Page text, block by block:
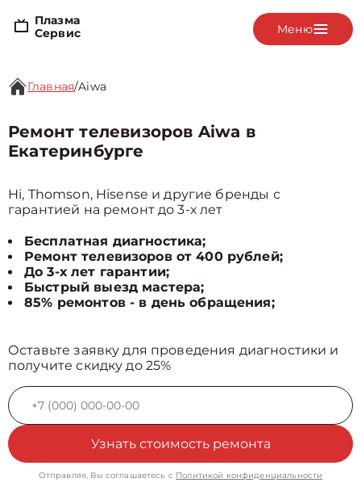
Плазма
Сервис
Меню
Главная/Aiwa
Ремонт телевизоров Aiwa в
Екатеринбурге
Hi, Thomson, Hisense и другие бренды с
гарантией на ремонт до 3-х лет
Бесплатная диагностика;
Ремонт телевизоров от 400 рублей;
До 3-х лет гарантии;
Быстрый выезд мастера;
85% ремонтов - в день обращения;
Оставьте заявку для проведения диагностики и
получите скидку до 25%
Узнать стоимость ремонта
Отправляя, Вы соглашаетесь с Политикой конфиденциальности